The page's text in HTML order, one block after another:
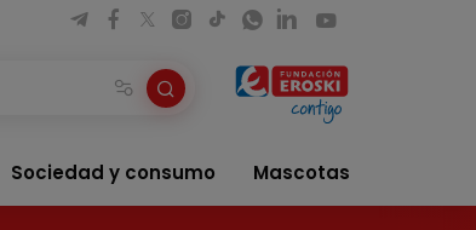
Sociedad y consumo Mascotas